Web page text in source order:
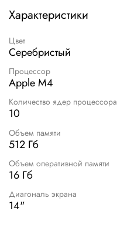
Характеристики
Цвет
Серебристый
Процессор
Apple M4
Количество ядер процессора
10
Объем памяти
512 Гб
Объем оперативной памяти
16 Гб
Диагональ экрана
14"